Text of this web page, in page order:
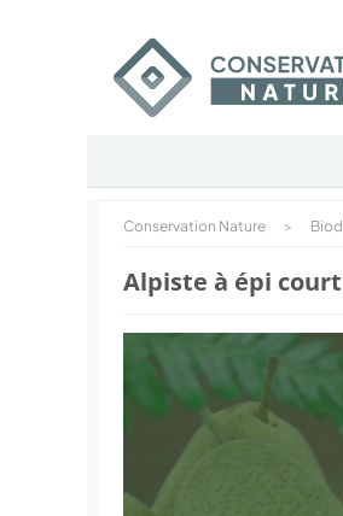
Conservation Nature >
Alpiste à épi court